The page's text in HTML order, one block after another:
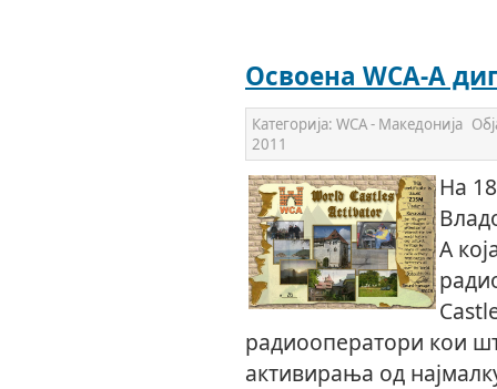
Освоена WCA-A
Категорија: WCA - Македонија
2011
На
A
радиооператори кои
активирања од